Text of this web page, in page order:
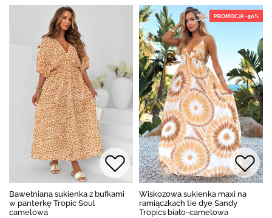
Bawełniana sukienka z bufkami
w panterkę Tropic Soul
camelowa
PROMOCJA -50%
Wiskozowa sukienka maxi na
ramiączkach tie dye Sandy
Tropics biało-camelowa